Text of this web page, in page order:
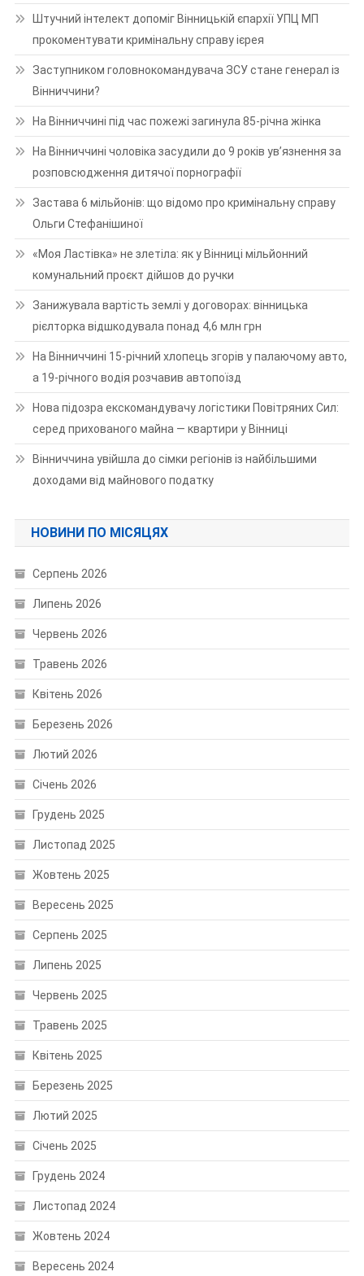
Штучний інтелект допоміг Вінницькій єпархії УПЦ МП
прокоментувати кримінальну справу ієрея
Заступником головнокомандувача ЗСУ стане генерал із
Вінниччини?
На Вінниччині під час пожежі загинула 85-річна жінка
На Вінниччині чоловіка засудили до 9 років ув’язнення за
розповсюдження дитячої порнографії
Застава 6 мільйонів: що відомо про кримінальну справу
Ольги Стефанішиної
«Моя Ластівка» не злетіла: як у Вінниці мільйонний
комунальний проєкт дійшов до ручки
Занижувала вартість землі у договорах: вінницька
рієлторка відшкодувала понад 4,6 млн грн
На Вінниччині 15-річний хлопець згорів у палаючому авто,
а 19-річного водія розчавив автопоїзд
Нова підозра екскомандувачу логістики Повітряних Сил:
серед прихованого майна — квартири у Вінниці
Вінниччина увійшла до сімки регіонів із найбільшими
доходами від майнового податку
НОВИНИ ПО МІСЯЦЯХ
Серпень 2026
Липень 2026
Червень 2026
Травень 2026
Квітень 2026
Березень 2026
Лютий 2026
Січень 2026
Грудень 2025
Листопад 2025
Жовтень 2025
Вересень 2025
Серпень 2025
Липень 2025
Червень 2025
Травень 2025
Квітень 2025
Березень 2025
Лютий 2025
Січень 2025
Грудень 2024
Листопад 2024
Жовтень 2024
Вересень 2024